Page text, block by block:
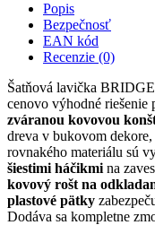
Popis
Bezpečnosť
EAN kód
Recenzie (0)
Šatňová lavička
cenovo výhodné riešenie
zváranou kovovou
dreva v bukovom
rovnakého materiálu sú
šiestimi háčikmi na
kovový rošt na
plastové pätky
Dodáva sa kompletne